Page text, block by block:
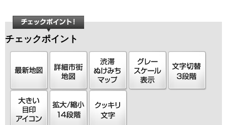
チェックポイント